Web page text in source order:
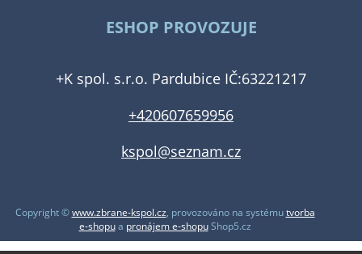
ESHOP PROVOZUJE
+K spol. s.r.o. Pardubice IČ:63221217
+420607659956
kspol@seznam.cz
Copyright ©www.zbrane-kspol.cz, provozováno na systémutvorba
e-shopua pronájem e-shopuShop5.cz